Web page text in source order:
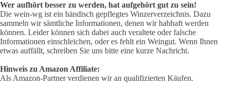
Wer aufhört besser zu werden, hat aufgehört gut zu sein!
Die wein-wg ist ein händisch gepflegtes Winzerverzeichnis. Dazu
sammeln wir sämtliche Informationen, denen wir habhaft werden
können. Leider können sich dabei auch veraltete oder falsche
Informationen einschleichen, oder es fehlt ein Weingut. Wenn Ihnen
etwas auffällt, schreiben Sie uns bitte eine kurze Nachricht.
Hinweis zu Amazon Affiliate:
Als Amazon-Partner verdienen wir an qualifizierten Käufen.